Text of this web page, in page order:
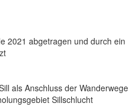
2021 abgetragen und durch ein
als Anschluss der Wanderwege
Sillschlucht